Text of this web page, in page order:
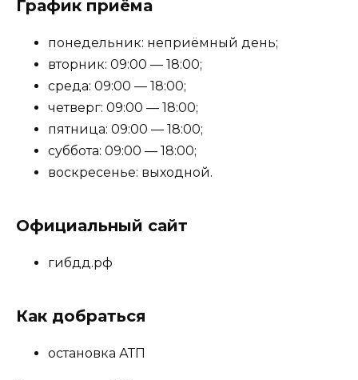
График приёма
понедельник: неприёмный день;
вторник: 09:00 — 18:00;
среда: 09:00 — 18:00;
четверг: 09:00 — 18:00;
пятница: 09:00 — 18:00;
суббота: 09:00 — 18:00;
воскресенье: выходной.
Официальный сайт
гибдд.рф
Как добраться
остановка АТП